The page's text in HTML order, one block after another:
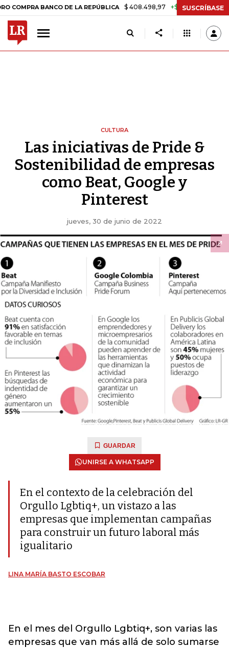
BANCO DE LA REPÚBLICA $ 408.498,97 +$ 8.753,81 +2,19%
SUSCRÍBASE
CULTURA
Las iniciativas de Pride &
Sostenibilidad de empresas
como Beat, Google y
Pinterest
jueves, 30 de junio de 2022
GUARDAR
UNIRSE A WHATSAPP
En el contexto de la celebración del
Orgullo Lgbtiq+, un vistazo a las
empresas que implementan campañas
para construir un futuro laboral más
igualitario
LINA MARÍA BASTO ESCOBAR
En el mes del Orgullo Lgbtiq+, son varias las
empresas que van más allá de solo sumarse